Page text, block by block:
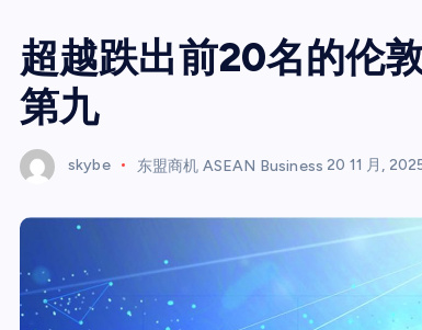
超越跌出前20名的伦
第九
skybe 东盟商机 ASEAN Business 20 11 月,